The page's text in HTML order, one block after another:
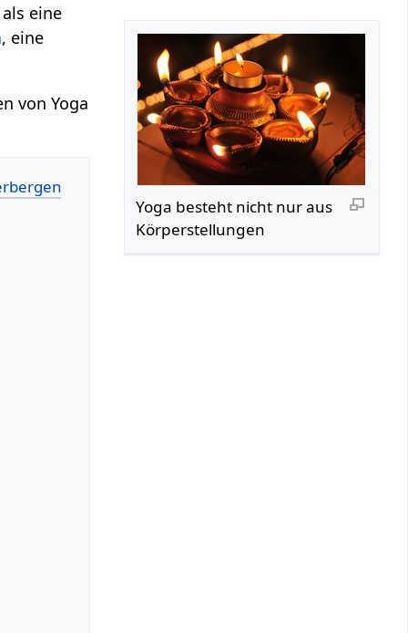
Yoga besteht nicht nur aus
Körperstellungen
eine
, eine
von Yoga